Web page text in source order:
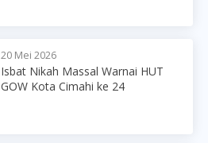
20 Mei 2026
Isbat Nikah Massal Warnai HUT
GOW Kota Cimahi ke 24